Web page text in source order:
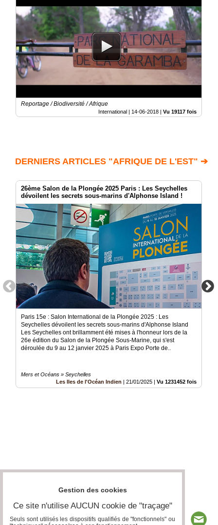
Reportage / Biodiversité / Afrique
International | 14-06-2018 | Vu 19117 fois
DERNIERS ARTICLES "AFRIQUE DE L'EST" ➔
26ème Salon de la Plongée 2025 Paris : Les Seychelles
dévoilent les secrets sous-marins d'Alphonse Island !
Paris 15e : Salon International de la Plongée 2025 : Les
Seychelles dévoilent les secrets sous-marins d'Alphonse Island
Les Seychelles ont brillamment été mises à l'honneur lors de la
26e édition du Salon de la Plongée Sous-Marine, qui s'est
déroulée du 9 au 12 janvier 2025 à Paris Expo Porte de..
Mers et Océans » Seychelles
Les Iles de l'Océan Indien
21/01/2025 Vu 1231452 fois
Gestion des cookies
Ce site n'utilise AUCUN cookie de "traçage"
Seuls sont utilisés les dispositifs qualifiés de "fonctionnels" ou